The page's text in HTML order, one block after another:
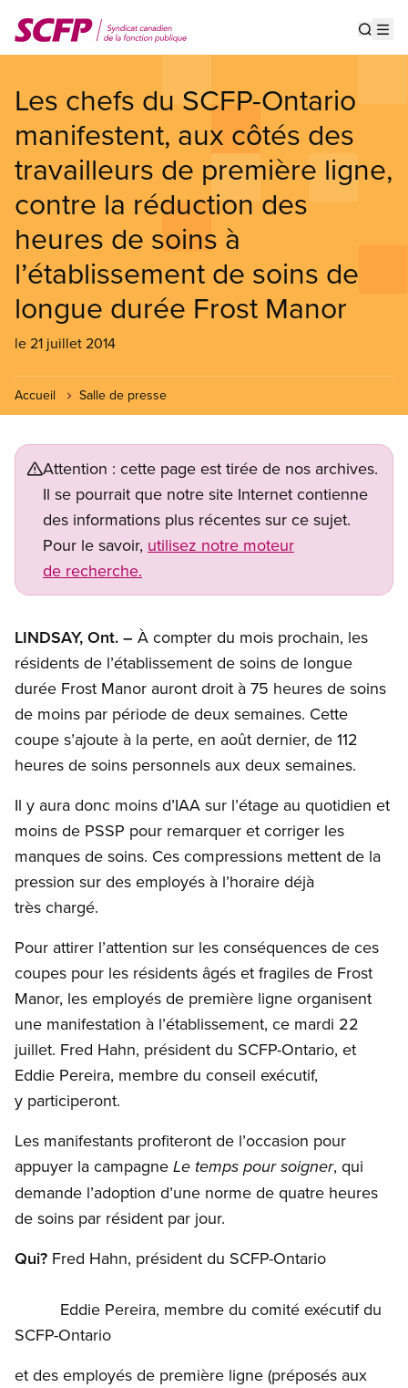
au
contenu
Les chefs du SCFP-Ontario
manifestent, aux côtés des
travailleurs de première ligne,
contre la réduction des
heures de soins à
l’établissement de soins de
longue durée Frost Manor
le 21 juillet 2014
Accueil Salle de presse
Attention : cette page est tirée de nos archives.
Il se pourrait que notre site Internet contienne
des informations plus récentes sur ce sujet.
Pour le savoir, utilisez notre moteur
de recherche.
LINDSAY, Ont. – À compter du mois prochain, les
résidents de l’établissement de soins de longue
durée Frost Manor auront droit à 75 heures de soins
de moins par période de deux semaines. Cette
coupe s’ajoute à la perte, en août dernier, de 112
heures de soins personnels aux deux semaines.
Il y aura donc moins d’IAA sur l’étage au quotidien et
moins de PSSP pour remarquer et corriger les
manques de soins. Ces compressions mettent de la
pression sur des employés à l’horaire déjà
très chargé.
Pour attirer l’attention sur les conséquences de ces
coupes pour les résidents âgés et fragiles de Frost
Manor, les employés de première ligne organisent
une manifestation à l’établissement, ce mardi 22
juillet. Fred Hahn, président du SCFP-Ontario, et
Eddie Pereira, membre du conseil exécutif,
y participeront.
Les manifestants profiteront de l’occasion pour
appuyer la campagne Le temps pour soigner, qui
demande l’adoption d’une norme de quatre heures
de soins par résident par jour.
Qui? Fred Hahn, président du SCFP-Ontario
Eddie Pereira, membre du comité exécutif du
SCFP-Ontario
et des employés de première ligne (préposés aux